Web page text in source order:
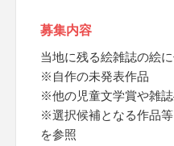
募集内容
当地に残る絵雑誌の絵
※自作の未発表作品
※他の児童文学賞や雑
※選択候補となる作品
を参照